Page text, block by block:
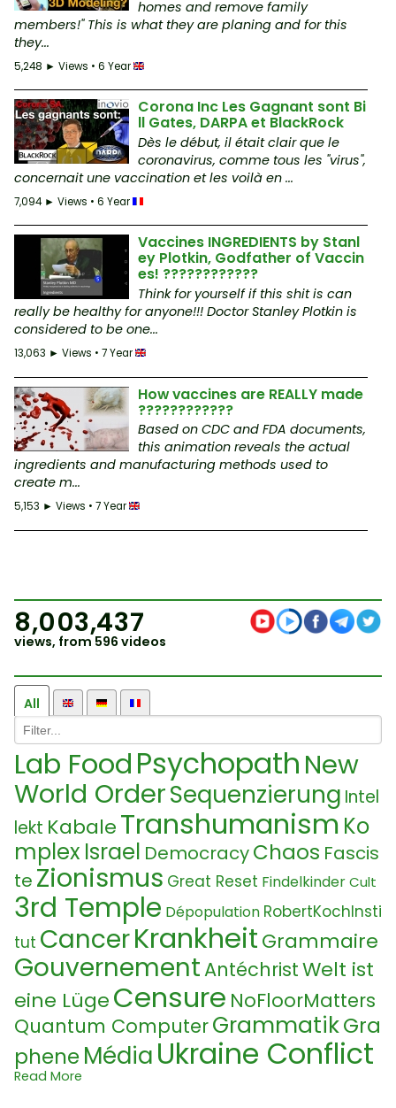
homes and remove family
members!" This is what they are planing and for this
they...
5,248 ► Views • 6 Year
Corona Inc Les Gagnant sont Bi
ll Gates, DARPA et BlackRock
Dès le début, il était clair que le
coronavirus, comme tous les "virus",
concernait une vaccination et les voilà en ...
7,094 ► Views • 6 Year
Vaccines INGREDIENTS by Stanl
ey Plotkin, Godfather of Vaccin
es! ????????????
Think for yourself if this shit is can
really be healthy for anyone!!! Doctor Stanley Plotkin is
considered to be one...
13,063 ► Views • 7 Year
How vaccines are REALLY made
????????????
Based on CDC and FDA documents,
this animation reveals the actual
ingredients and manufacturing methods used to
create m...
5,153 ► Views • 7 Year
8,003,437
views, from 596 videos
All
Lab FoodPsychopath New
World OrderSequenzierung Intel
lekt KabaleTranshumanism Ko
mplex Israel DemocracyChaos Fascis
te Zionismus Great Reset FindelkinderCult
3rd Temple Dépopulation RobertKochInsti
tut CancerKrankheitGrammaire
GouvernementAntéchristWelt ist
eine LügeCensure NoFloorMatters
Quantum ComputerGrammatikGra
phene MédiaUkraine Conflict
Quantum Physics
Read More